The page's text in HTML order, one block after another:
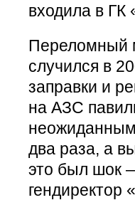
входила в ГК
Переломный
случился в
заправки и
на АЗС
два раза, а
это был шок
гендиректор